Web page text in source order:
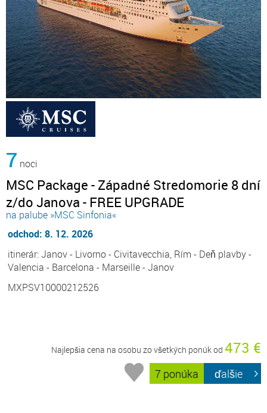
7 noci
MSC Package - Západné Stredomorie 8 dní
z/do Janova - FREE UPGRADE
na palube »MSC Sinfonia«
odchod: 8. 12. 2026
itinerár: Janov - Livorno - Civitavecchia, Rím - Deň plavby -
Valencia - Barcelona - Marseille - Janov
MXPSV10000212526
Najlepšia cena na osobu zo všetkých ponúk od 473 €
7 ponúka ďalšie